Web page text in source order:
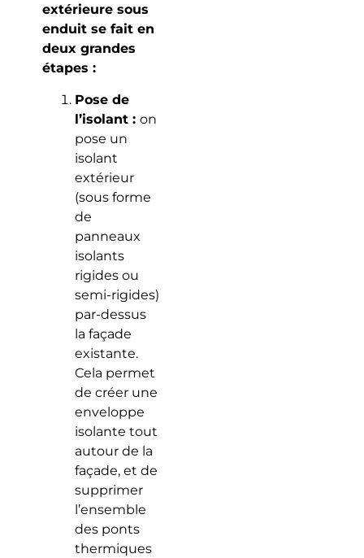
extérieure sous
enduit se fait en
deux grandes
étapes :
Pose de
l’isolant : on
pose un
isolant
extérieur
(sous forme
de
panneaux
isolants
rigides ou
semi-rigides)
par-dessus
la façade
existante.
Cela permet
de créer une
enveloppe
isolante tout
autour de la
façade, et de
supprimer
l’ensemble
des ponts
thermiques